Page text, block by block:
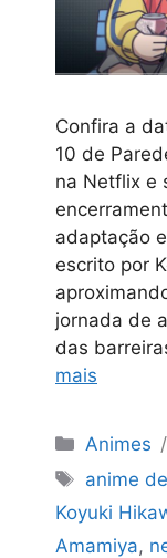
Confira a
10 de
na Netflix e
adaptação
escrito por
jornada de
das
mais
Animes
Tags
anime
Koyuki
Amamiya,